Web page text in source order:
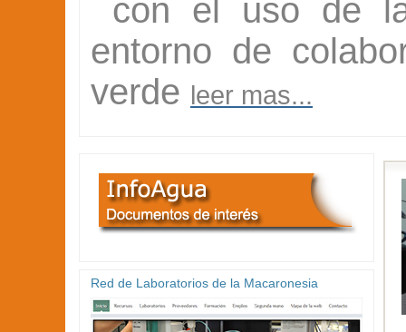
con el uso de
entorno de
verde leer mas...
Red de Laboratorios de la Macaronesia